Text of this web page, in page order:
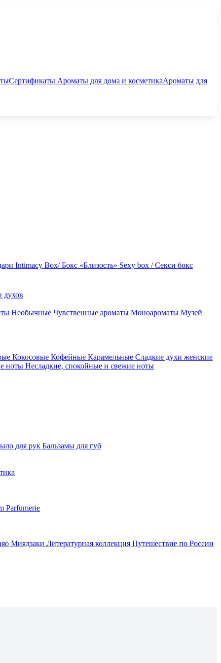
Сертификаты Ароматы для дома и косметикаАроматы для
Intimacy Box/ Бокс «Близость» Sexy box / Секси бокс
духов
Необычные Чувственные ароматы Моноароматы Музей
Кокосовые Кофейные Карамельные Сладкие духи женские
ноты Несладкие, спокойные и свежие ноты
для рук Бальзамы для губ
Parfumerie
Миядзаки Литературная коллекция Путешествие по России